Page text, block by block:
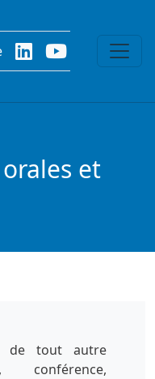
et
de tout autre
conférence,